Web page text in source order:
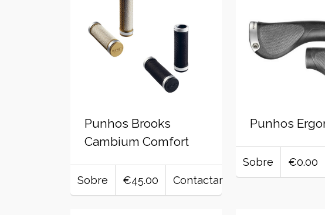
Punhos Brooks
Cambium Comfort
Sobre €45.00 Contactar
Punhos
Sobre €0.00